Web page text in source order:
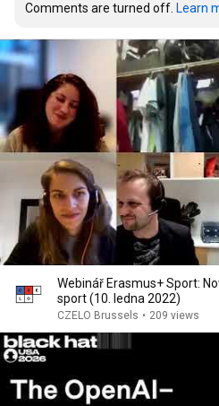
Comments are turned off. Learn
Webinář Erasmus+ Sport:
sport (10. ledna 2022)
CZELO Brussels • 209 views